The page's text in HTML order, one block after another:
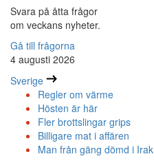
Svara på åtta frågor
om veckans nyheter.
Gå till frågorna
4 augusti 2026
Sverige
Regler om värme
Hösten är här
Fler brottslingar grips
Billigare mat i affären
Man från gäng dömd i Irak